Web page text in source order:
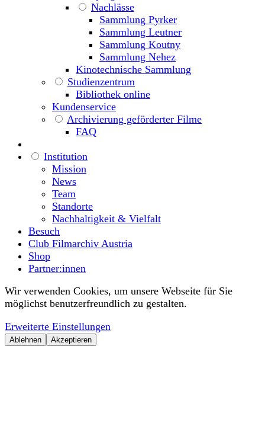
Nachlässe
Sammlung Pyrker
Sammlung Leutner
Sammlung Koutny
Sammlung Nehez
Kinotechnische Sammlung
Studienzentrum
Bibliothek online
Kundenservice
Archivierung geförderter Filme
FAQ
Institution
Mission
News
Team
Standorte
Nachhaltigkeit & Vielfalt
Besuch
Club Filmarchiv Austria
Shop
Partner:innen
Wir verwenden Cookies, um unsere Webseite für Sie
möglichst benutzerfreundlich zu gestalten.
Erweiterte Einstellungen
Ablehnen Akzeptieren